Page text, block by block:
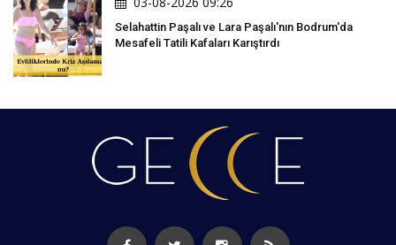
Selahattin Paşalı ve Lara Paşalı'nın Bodrum'da
Mesafeli Tatili Kafaları Karıştırdı